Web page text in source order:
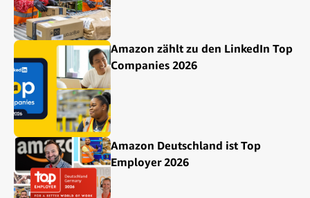
Amazon zählt zu den LinkedIn Top
Companies 2026
Amazon Deutschland ist Top
Employer 2026